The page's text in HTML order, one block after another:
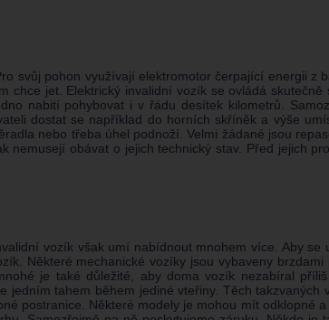
svůj pohon využívají elektromotor čerpající energii z
jet. Elektrický invalidní vozík se ovládá
nabití pohybovat i v řádu desítek kilometrů.
dostat se například do horních skříněk a výše
nebo třeba úhel podnoží. Velmi žádané jsou
obávat o jejich technický stav. Před jejich
vozík však umí nabídnout mnohem více. Aby se
Některé mechanické vozíky jsou vybaveny
je také důležité, aby doma vozík nezabíral
tahem během jediné vteřiny. Těch takzvaných
postranice. Některé modely je mohou mít odklopné